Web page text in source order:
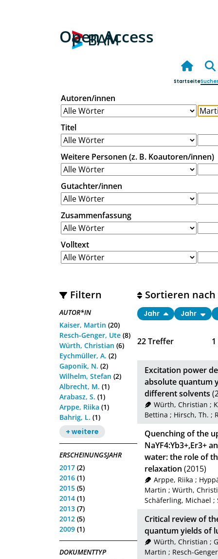
Open Access
Startseite
Autoren/innen
Titel
Weitere Personen (z. B. Koautoren/innen)
Gutachter/innen
Zusammenfassung
Volltext
Filtern
AUTOR*IN
Kaiser, Martin (20)
Resch-Genger, Ute (8)
Würth, Christian (6)
Eychmüller, A. (2)
Gaponik, N. (2)
Wilhelm, Stefan (2)
Albrecht, M. (1)
Arabasz, S. (1)
Arppe, Riika (1)
Bahrig, L. (1)
+ weitere
ERSCHEINUNGSJAHR
2017 (2)
2016 (1)
2015 (5)
2014 (1)
2013 (7)
2012 (5)
2009 (1)
DOKUMENTTYP
22Treffer 1
Sortieren nach
Jahr Jahr
Excitation power
absolute quantum
different solvents
Würth, Christian ;
Bettina ; Hirsch, Th. ;
Quenching of the
NaYF4:Yb3+,Er3+
water: the role of
relaxation (2015)
Arppe, Riika ;
Martin ; Würth,
Schäferling, Michael ;
Critical review of
quantum yields of
Würth, Christian ;
Martin ; Resch-